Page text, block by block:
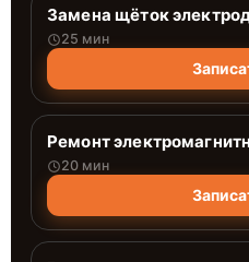
Замена щёток
25 мин
Ремонт
20 мин